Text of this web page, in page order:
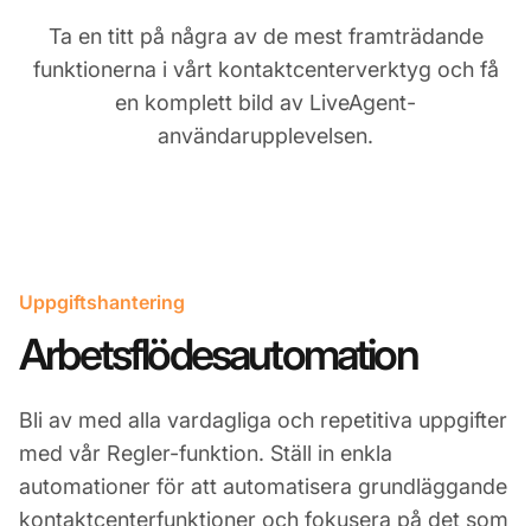
Ta en titt på några av de mest framträdande
funktionerna i vårt kontaktcenterverktyg och få
en komplett bild av LiveAgent-
användarupplevelsen.
Uppgiftshantering
Arbetsflödesautomation
Bli av med alla vardagliga och repetitiva uppgifter
med vår Regler-funktion. Ställ in enkla
automationer för att automatisera grundläggande
kontaktcenterfunktioner och fokusera på det som